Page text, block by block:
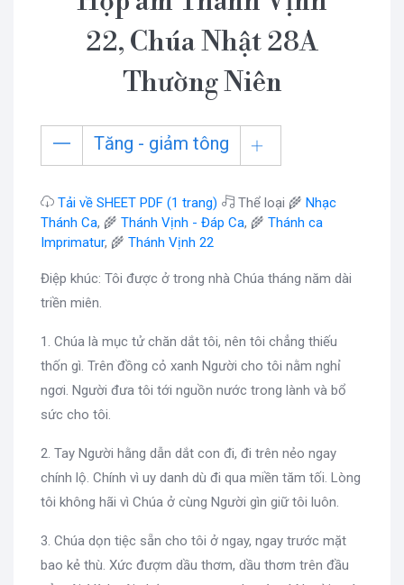
22, Chúa Nhật 28A
Thường Niên
Tăng - giảm tông
Tải về SHEET PDF (1 trang) Thể loại 🌾 Nhạc
Thánh Ca, 🌾 Thánh Vịnh - Đáp Ca, 🌾 Thánh ca
Imprimatur, 🌾 Thánh Vịnh 22
Điệp khúc: Tôi được ở trong nhà Chúa tháng năm dài
triền miên.
1. Chúa là mục tử chăn dắt tôi, nên tôi chẳng thiếu
thốn gì. Trên đồng cỏ xanh Người cho tôi nằm nghỉ
ngơi. Người đưa tôi tới nguồn nước trong lành và bổ
sức cho tôi.
2. Tay Người hằng dẫn dắt con đi, đi trên nẻo ngay
chính lộ. Chính vì uy danh dù đi qua miền tăm tối. Lòng
tôi không hãi vì Chúa ở cùng Người gìn giữ tôi luôn.
3. Chúa dọn tiệc sẵn cho tôi ở ngay, ngay trước mặt
bao kẻ thù. Xức đượm dầu thơm, dầu thơm trên đầu